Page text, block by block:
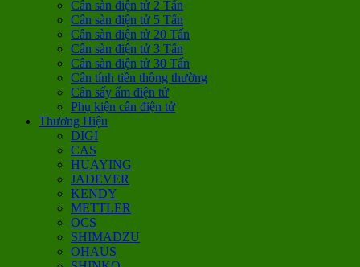
Cân sàn điện tử 2 Tấn
Cân sàn điện tử 5 Tấn
Cân sàn điện tử 20 Tấn
Cân sàn điện tử 3 Tấn
Cân sàn điện tử 30 Tấn
Cân tính tiền thông thường
Cân sấy ẩm điện tử
Phụ kiện cân điện tử
Thương Hiệu
DIGI
CAS
HUAYING
JADEVER
KENDY
METTLER
OCS
SHIMADZU
OHAUS